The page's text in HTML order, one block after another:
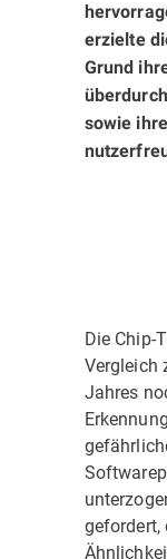
erzielte
Grund
sowie
Die Chip-
Vergleich
Jahres
gefordert,